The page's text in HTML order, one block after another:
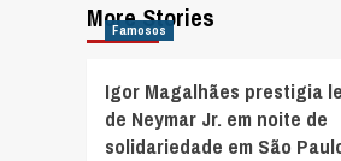
More Stories
Famosos
Igor Magalhães prestigia
de Neymar Jr. em noite de
solidariedade em São